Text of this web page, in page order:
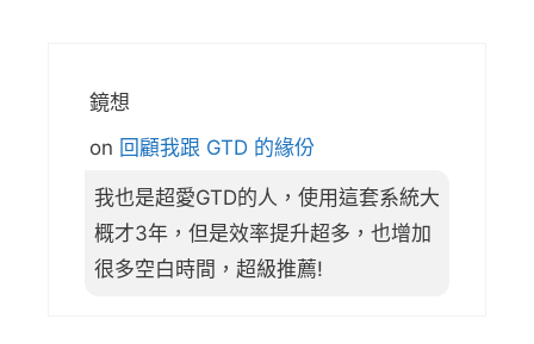
鏡想
on 回顧我跟 GTD 的緣份
我也是超愛GTD的人，使用這套系統大
概才3年，但是效率提升超多，也增加
很多空白時間，超級推薦!